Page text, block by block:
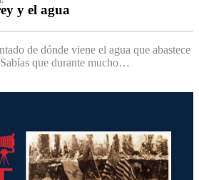
y el agua
de dónde viene el agua que abastece
que durante mucho…